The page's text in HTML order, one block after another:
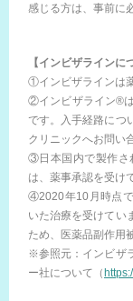
感じる方は、事前に
【インビザラインに
①インビザラインは
②インビザライン®
です。入手経路につ
クリニックへお問い
③日本国内で製作さ
は、薬事承認を受け
④2020年10月時点
いた治療を受けてい
ため、医薬品副作用
※参照元：インビザ
ー社について（